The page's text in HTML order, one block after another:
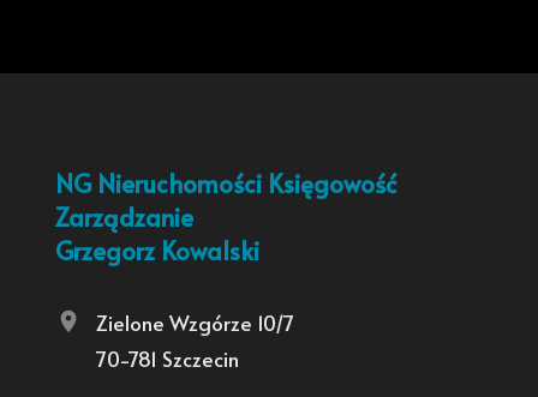
NG Nieruchomości Księgowość
Zarządzanie
Grzegorz Kowalski
Zielone Wzgórze 10/7
70-781 Szczecin